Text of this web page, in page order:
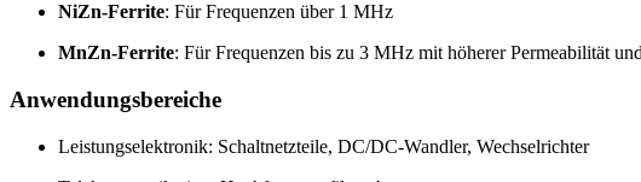
NiZn-Ferrite: Für Frequenzen über 1 MHz
MnZn-Ferrite: Für Frequenzen bis zu 3 MHz mit höherer Permeabilität
Anwendungsbereiche
Leistungselektronik: Schaltnetzteile, DC/DC-Wandler, Wechselrichter